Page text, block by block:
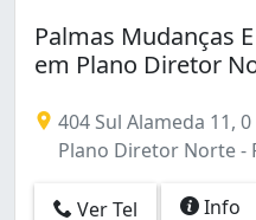
Palmas Mudanças
em Plano Diretor
404 Sul Alameda 11, 0
Plano Diretor Norte -
Ver Tel Info